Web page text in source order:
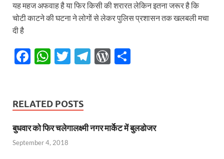
यह महज अफवाह है या फिर किसी की शरारत लेकिन इतना जरूर है कि
चोटी काटने की घटना ने लोगों से लेकर पुलिस प्रशासन तक खलबली मचा
दी है⁠⁠⁠⁠
F
b
o
o
W
s
A
p
T
er
T
a
m
W
re
ss
RELATED POSTS
बुधवार को फिर चलेगालक्ष्मी नगर मार्केट में बुलडोजर
September 4, 2018